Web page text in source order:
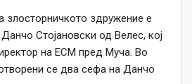
злосторничкото здружение е
Стојановски од Велес, кој
на ЕСМ пред Муча. Во
се два сефа на Данчо